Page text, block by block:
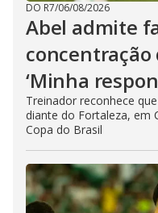
DO R7/06/08/2026
Abel admite
concentração
‘Minha
Treinador reconhece
diante do Fortaleza, em
Copa do Brasil